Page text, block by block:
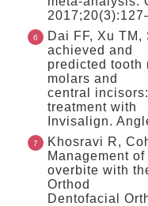
Dai FF, Xu
achieved and
predicted tooth
molars and
central
treatment with
Invisalign.
Khosravi R,
Management of
overbite with
Orthod
Dentofacial